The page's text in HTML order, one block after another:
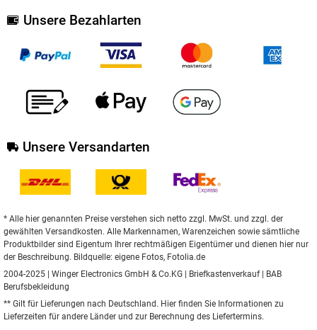
Unsere Bezahlarten
Unsere Versandarten
* Alle hier genannten Preise verstehen sich netto zzgl. MwSt. und zzgl. der
gewählten Versandkosten. Alle Markennamen, Warenzeichen sowie sämtliche
Produktbilder sind Eigentum Ihrer rechtmäßigen Eigentümer und dienen hier nur
der Beschreibung. Bildquelle: eigene Fotos, Fotolia.de
2004-2025 | Winger Electronics GmbH & Co.KG | Briefkastenverkauf| BAB
Berufsbekleidung
** Gilt für Lieferungen nach Deutschland. Hier finden Sie Informationen zu
Lieferzeiten für andere Länder und zur Berechnung des Liefertermins.